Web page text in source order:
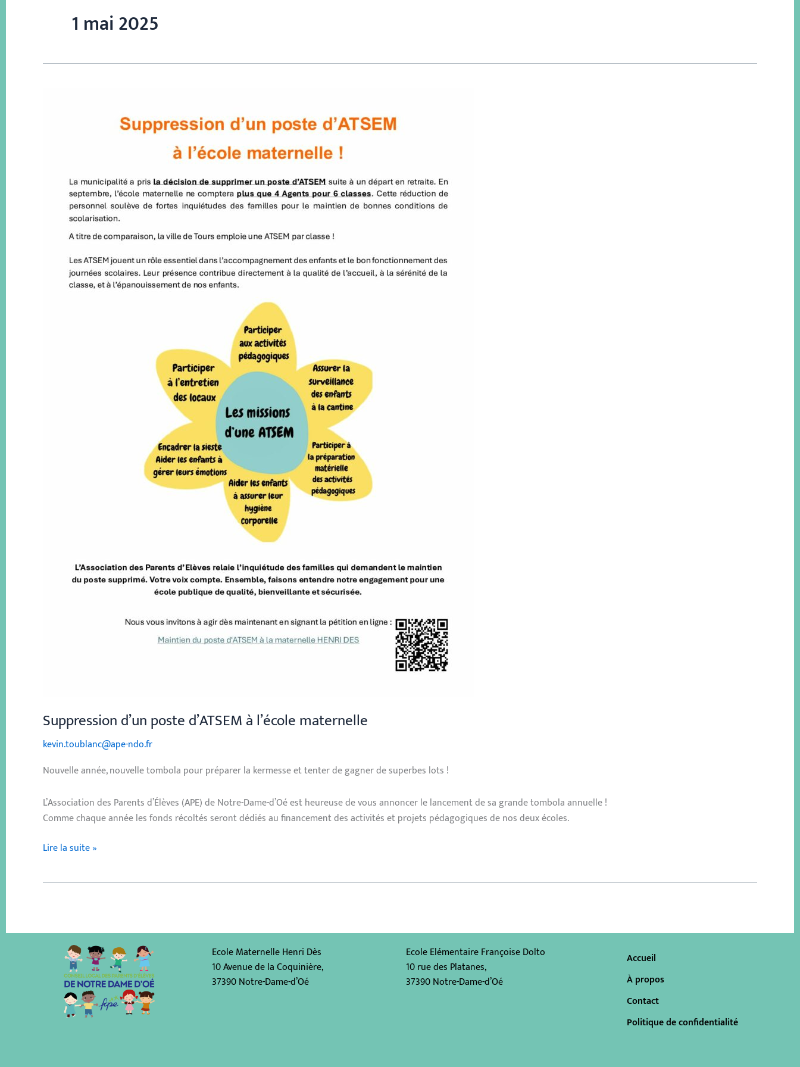
1 mai 2025
Suppression d’un poste d’ATSEM à l’école maternelle
kevin.toublanc@ape-ndo.fr
Nouvelle année, nouvelle tombola pour préparer la kermesse et tenter de gagner de superbes lots !
L’Association des Parents d’Élèves (APE) de Notre-Dame-d’Oé est heureuse de vous annoncer le lancement de sa grande tombola annuelle !
Comme chaque année les fonds récoltés seront dédiés au financement des activités et projets pédagogiques de nos deux écoles.
maternelle
Lire la suite »
Ecole Maternelle Henri Dès
10 Avenue de la Coquinière,
37390 Notre-Dame-d’Oé
Ecole Elémentaire Françoise Dolto
10 rue des Platanes,
37390 Notre-Dame-d’Oé
Accueil
À propos
Contact
Politique de confidentialité